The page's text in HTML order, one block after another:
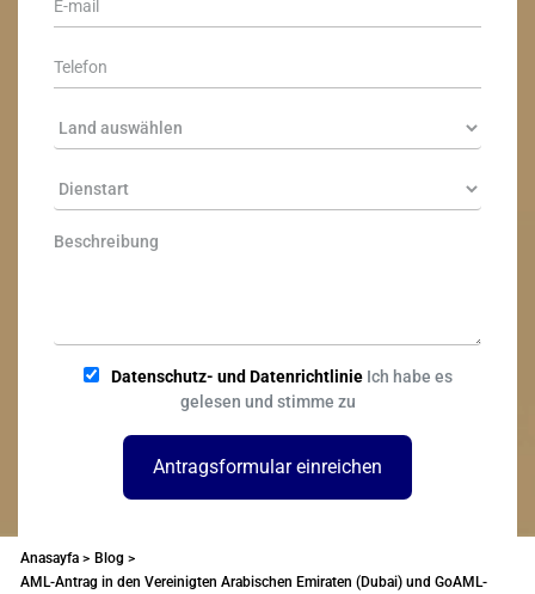
Datenschutz- und DatenrichtlinieIch habe es
gelesen und stimme zu
Antragsformular einreichen
Anasayfa > Blog >
AML-Antrag in den Vereinigten Arabischen Emiraten (Dubai) und GoAML-